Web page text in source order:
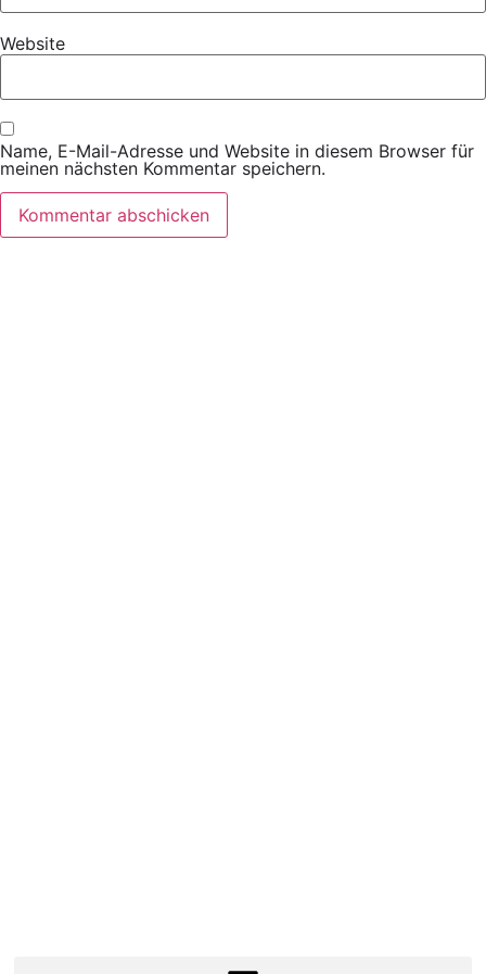
Website
Name, E-Mail-Adresse und Website in diesem Browser für
meinen nächsten Kommentar speichern.